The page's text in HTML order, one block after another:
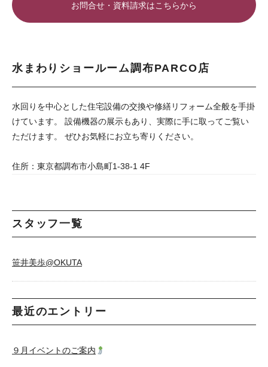
お問合せ・資料請求はこちらから
水まわりショールーム調布PARCO店
水回りを中心とした住宅設備の交換や修繕リフォーム全般を手掛
けています。 設備機器の展示もあり、実際に手に取ってご覧い
ただけます。 ぜひお気軽にお立ち寄りください。
住所：東京都調布市小島町1-38-1 4F
スタッフ一覧
笹井美歩@OKUTA
最近のエントリー
９月イベントのご案内